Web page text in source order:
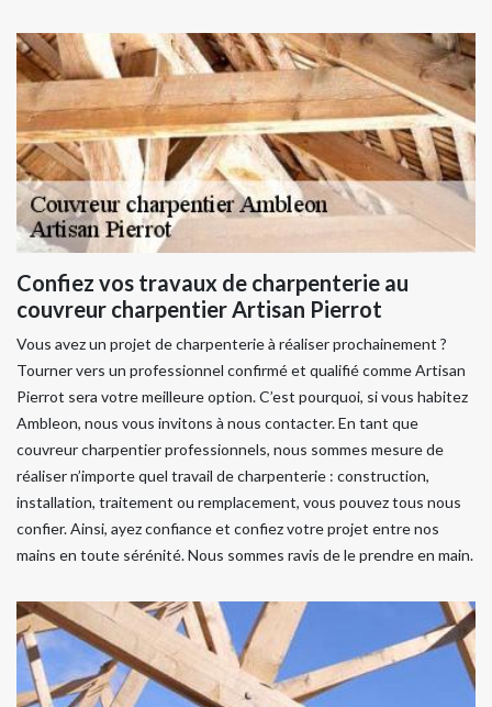
Confiez vos travaux de charpenterie au
couvreur charpentier Artisan Pierrot
Vous avez un projet de charpenterie à réaliser prochainement ?
Tourner vers un professionnel confirmé et qualifié comme Artisan
Pierrot sera votre meilleure option. C’est pourquoi, si vous habitez
Ambleon, nous vous invitons à nous contacter. En tant que
couvreur charpentier professionnels, nous sommes mesure de
réaliser n’importe quel travail de charpenterie : construction,
installation, traitement ou remplacement, vous pouvez tous nous
confier. Ainsi, ayez confiance et confiez votre projet entre nos
mains en toute sérénité. Nous sommes ravis de le prendre en main.